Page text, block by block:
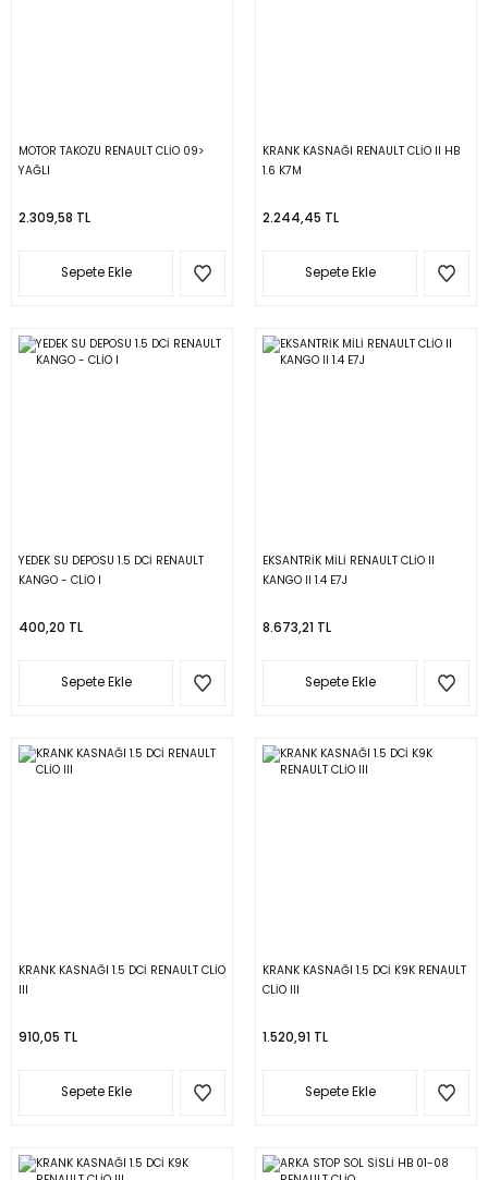
MOTOR TAKOZU RENAULT CLİO 09>
YAĞLI
2.309,58 TL
Sepete Ekle
KRANK KASNAĞI RENAULT CLİO II HB
1.6 K7M
2.244,45 TL
Sepete Ekle
YEDEK SU DEPOSU 1.5 DCİ RENAULT
KANGO - CLİO I
400,20 TL
Sepete Ekle
EKSANTRİK MİLİ RENAULT CLİO II
KANGO II 1.4 E7J
8.673,21 TL
Sepete Ekle
KRANK KASNAĞI 1.5 DCİ RENAULT CLİO
III
910,05 TL
Sepete Ekle
KRANK KASNAĞI 1.5 DCİ K9K RENAULT
CLİO III
1.520,91 TL
Sepete Ekle